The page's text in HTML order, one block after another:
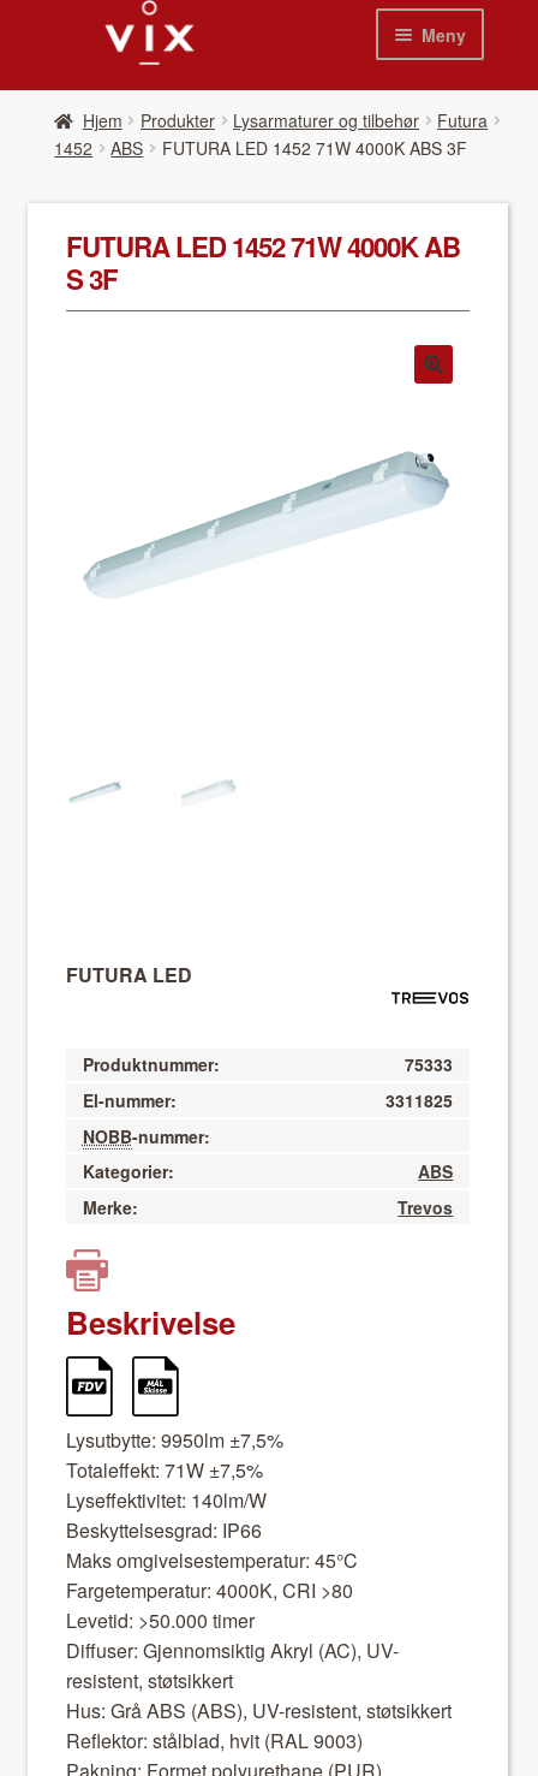
Hopp
til
navigasjon
Hopp
til
innhold
Meny
Hjem
Se kat­a­loger
Våre leverandør­er
About VIX
Hjem Pro­duk­ter Lysarmaturer og tilbehør
Futura
1452
ABS FUTURA LED 1452 71W 4000K ABS 3F
FUTURA LED 1452 71W 4000K AB
S 3F
FUTURA LED
Produktnummer:
75333
El-nummer:
3311825
NOBB-nummer:
Kategorier:
ABS
Merke:
Trevos
Beskrivelse
Lysut­bytte: 9950lm ±7,5%
Total­ef­fekt: 71W ±7,5%
Lysef­fek­tivitet: 140lm/W
Beskyt­telses­grad: IP66
Maks omgivelses­tem­per­atur: 45°C
Far­getem­per­atur: 4000K, CRI >80
Lev­etid: >50.000 timer
Dif­fuser: Gjen­nom­sik­tig Akryl (AC), UV-
resistent, støt­sikkert
Hus: Grå ABS (ABS), UV-resistent, støt­sikkert
Reflek­tor: stål­blad, hvit (RAL 9003)